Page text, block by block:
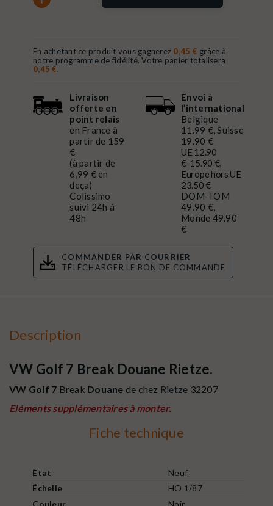
En achetant ce produit vous gagnerez 0,45 € grâce à
notre programme de fidélité. Votre panier totalisera
0,45 €.
Livraison
offerte en
point relais
en France à
partir de 159
€
(à partir de
6,99 € en
deça)
Colissimo
suivi 24h à
48h
Envoi à
l’international
Belgique
11.99 €, Suisse
19.90 €
UE 12.90
€-15.90 €,
Europe hors UE
23.50 €
DOM-TOM
49.90 €,
Monde 49.90
€
COMMANDER PAR COURRIER
TÉLÉCHARGER LE BON DE COMMANDE
Description
VW Golf 7 Break Douane Rietze.
VW Golf 7 Break Douane de chez Rietze 32207
Eléments supplémentaires à monter.
Fiche technique
État
Neuf
Échelle
HO 1/87
Couleur
Noir